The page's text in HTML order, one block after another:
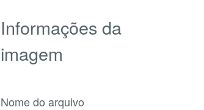
Informações da
imagem
Nome do arquivo